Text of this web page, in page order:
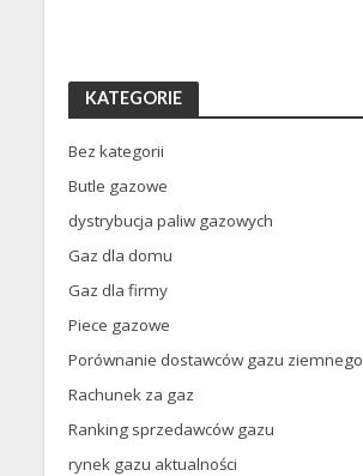
KATEGORIE
Bez kategorii
Butle gazowe
dystrybucja paliw gazowych
Gaz dla domu
Gaz dla firmy
Piece gazowe
Porównanie dostawców gazu ziemnego
Rachunek za gaz
Ranking sprzedawców gazu
rynek gazu aktualności